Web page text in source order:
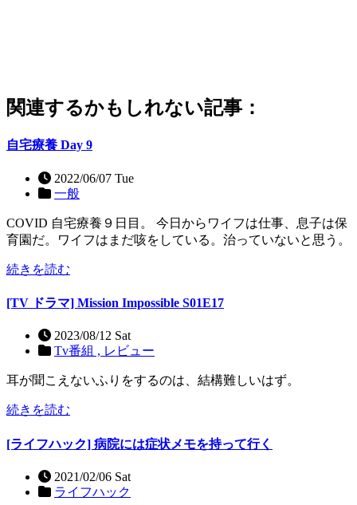
関連するかもしれない記事：
自宅療養 Day 9
2022/06/07 Tue
一般
COVID 自宅療養９日目。 今日からワイフは仕事、息子は保
育園だ。ワイフはまだ咳をしている。治っていないと思う。
続きを読む
[TV ドラマ] Mission Impossible S01E17
2023/08/12 Sat
Tv番組 , レビュー
耳が聞こえないふりをするのは、結構難しいはず。
続きを読む
[ライフハック] 病院には症状メモを持って行く
2021/02/06 Sat
ライフハック